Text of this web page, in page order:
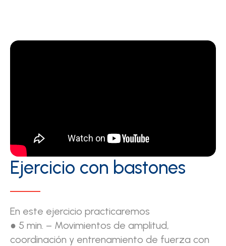
Ejercicio con bastones
En este ejercicio practicaremos
● 5 min. – Movimientos de amplitud,
coordinación y entrenamiento de fuerza con